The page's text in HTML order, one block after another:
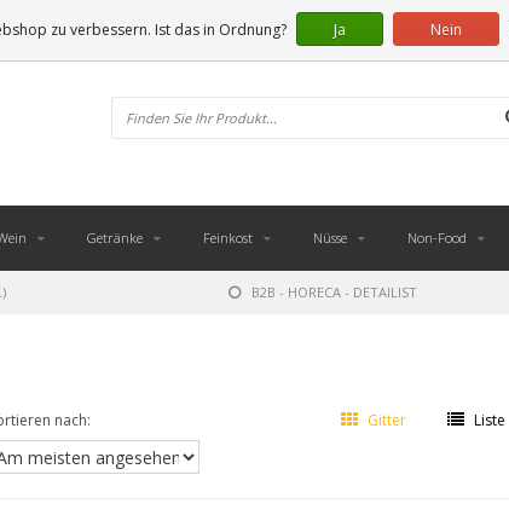
Getränke Feinkost Nüsse Non-Food
B2B - HORECA - DETAILIST
nach: Gitter Liste
zu verbessern. Ist das in Ordnung? Ja Nein